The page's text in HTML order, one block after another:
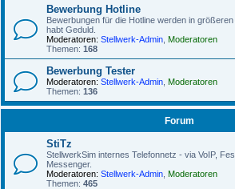
Bewerbung Hotline
Bewerbungen für die Hotline werden in
habt Geduld.
Moderatoren: Stellwerk-Admin Moderatoren
Themen: 168
Bewerbung Tester
Moderatoren: Stellwerk-Admin Moderatoren
Themen: 136
Forum
StiTz
StellwerkSim internes Telefonnetz - via VoIP,
Messenger.
Moderatoren: Stellwerk-Admin Moderatoren
Themen: 465